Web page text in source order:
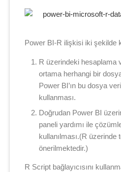
Power BI-R ilişkisi iki şekilde
R üzerindeki hesaplama
ortama herhangi bir
Power BI’ın bu dosya
kullanması.
Doğrudan Power BI
paneli yardımı ile
kullanılması.(R
önerilmektedir.)
R Script bağlayıcısını